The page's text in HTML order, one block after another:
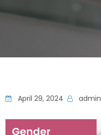
April 29, 2024 admin